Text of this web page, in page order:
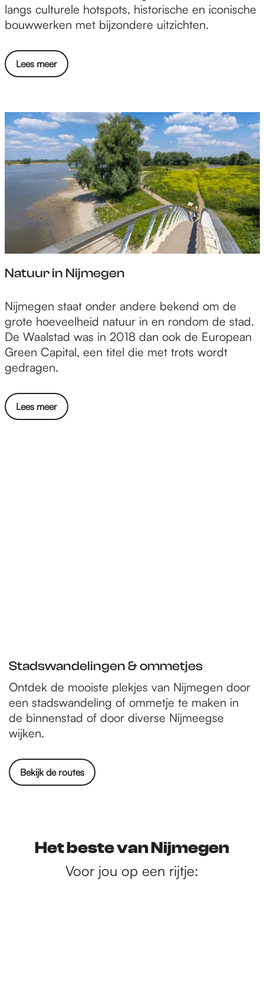
l
k
f
t
T
o
w
n
langs culturele hotspots, historische en iconische
bouwwerken met bijzondere uitzichten.
Lees meer
Natuur in Nijmegen
N
a
t
u
u
i
n
Nijmegen staat onder andere bekend om de
grote hoeveelheid natuur in en rondom de stad.
De Waalstad was in 2018 dan ook de European
Green Capital, een titel die met trots wordt
gedragen.
Lees meer
Stadswandelingen & ommetjes
Ontdek de mooiste plekjes van Nijmegen door
een stadswandeling of ommetje te maken in
de binnenstad of door diverse Nijmeegse
wijken.
Bekijk de routes
Het beste van Nijmegen
Voor jou op een rijtje: